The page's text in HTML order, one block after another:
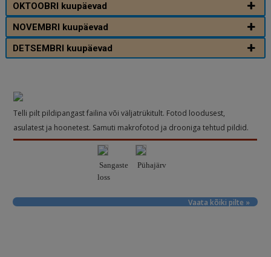
OKTOOBRI kuupäevad
NOVEMBRI kuupäevad
DETSEMBRI kuupäevad
Telli pilt pildipangast failina või väljatrükitult. Fotod loodusest,
asulatest ja hoonetest. Samuti makrofotod ja drooniga tehtud pildid.
Sangaste
loss
Pühajärv
Vaata kõiki pilte »